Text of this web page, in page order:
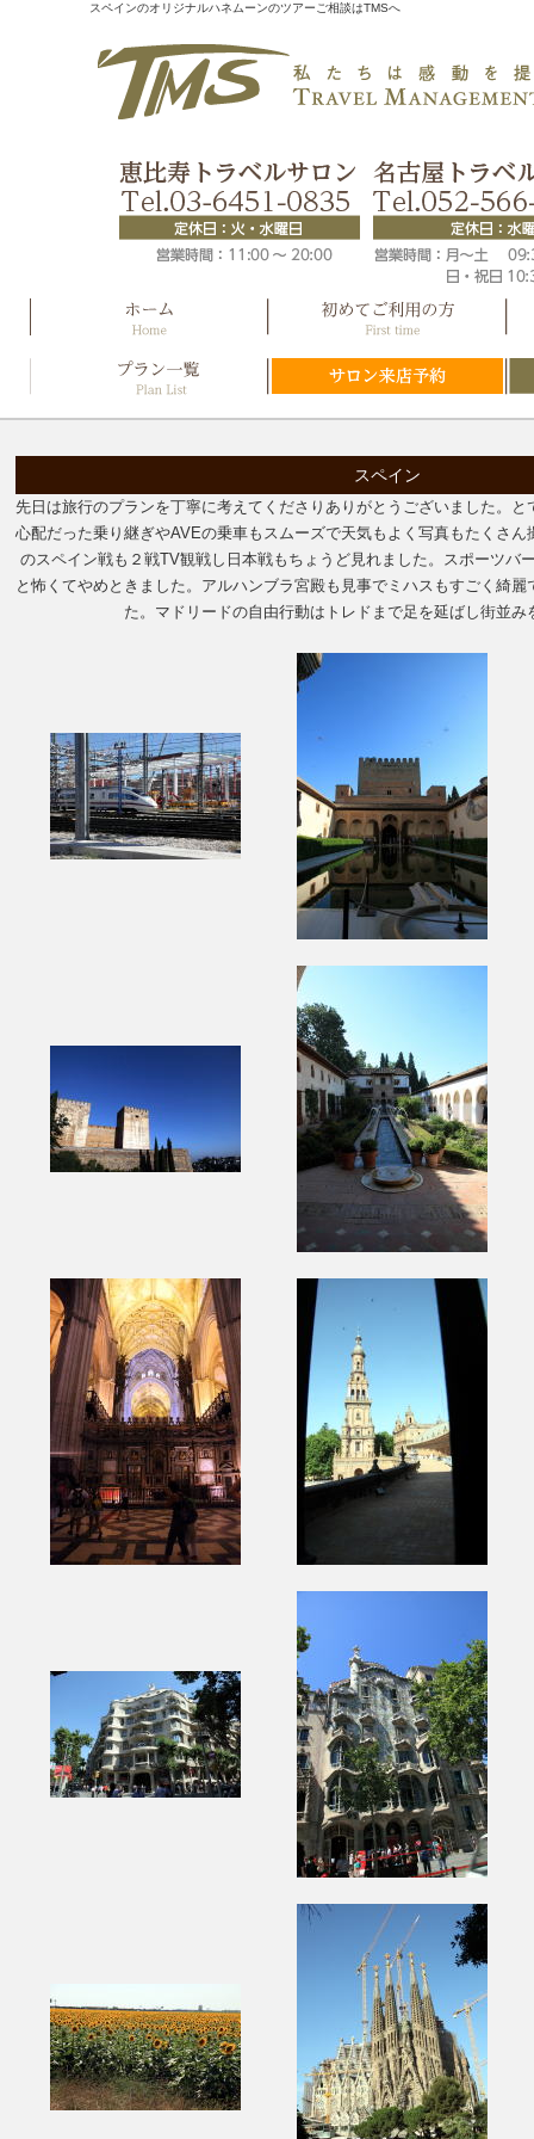
スペインのオリジナルハネムーンのツアーご相談はTMSへ
スペイン
先日は旅行のプランを丁寧に考えてくださりありがとうございました。
心配だった乗り継ぎやAVEの乗車もスムーズで天気もよく写真もたくさ
のスペイン戦も２戦TV観戦し日本戦もちょうど見れました。スポーツバ
と怖くてやめときました。アルハンブラ宮殿も見事でミハスもすごく綺
た。マドリードの自由行動はトレドまで足を延ばし街並み